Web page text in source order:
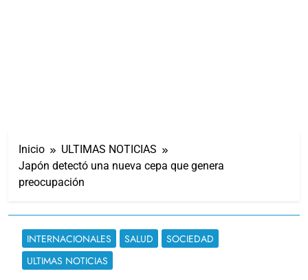
Inicio
ULTIMAS NOTICIAS
Japón detectó una nueva cepa que genera
preocupación
INTERNACIONALES SALUD
SOCIEDAD
ULTIMAS NOTICIAS